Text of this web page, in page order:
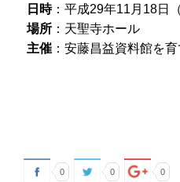
日時：平成29年11月18日
場所：天聖寺ホール
主催：安藤昌益資料館を育
0 0 0